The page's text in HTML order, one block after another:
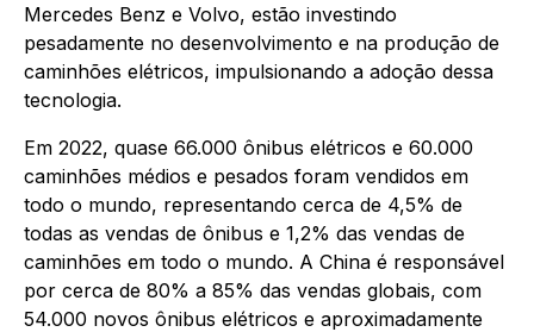
Mercedes Benz e Volvo, estão investindo
pesadamente no desenvolvimento e na produção de
caminhões elétricos, impulsionando a adoção dessa
tecnologia.
Em 2022, quase 66.000 ônibus elétricos e 60.000
caminhões médios e pesados foram vendidos em
todo o mundo, representando cerca de 4,5% de
todas as vendas de ônibus e 1,2% das vendas de
caminhões em todo o mundo. A China é responsável
por cerca de 80% a 85% das vendas globais, com
54.000 novos ônibus elétricos e aproximadamente